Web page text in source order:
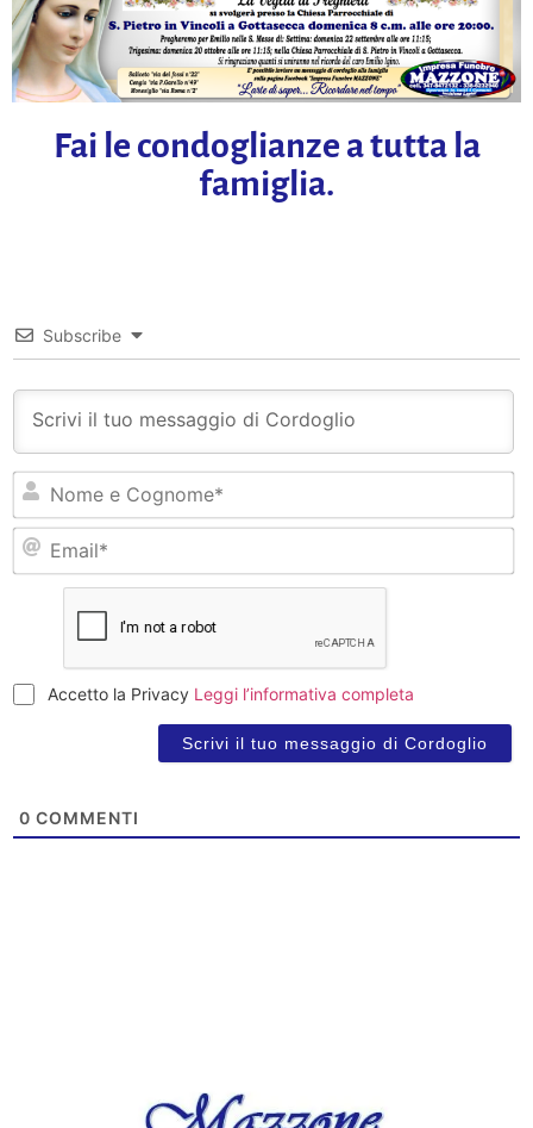
Fai le condoglianze a tutta la
famiglia.
Subscribe
Accetto la Privacy Leggi l’informativa completa
0 COMMENTI